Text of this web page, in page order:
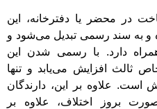
در محضر یا دفترخانه، این
و به سند رسمی تبدیل می‌شود و
دارد. با رسمی شدن این
ثالث افزایش می‌یابد و تنها
است. علاوه بر این، دارندگان
بروز اختلاف، علاوه بر